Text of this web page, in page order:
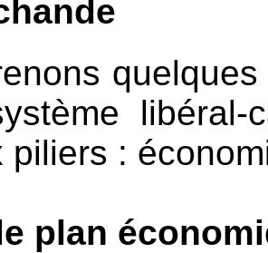
libéral-
piliers :
plan